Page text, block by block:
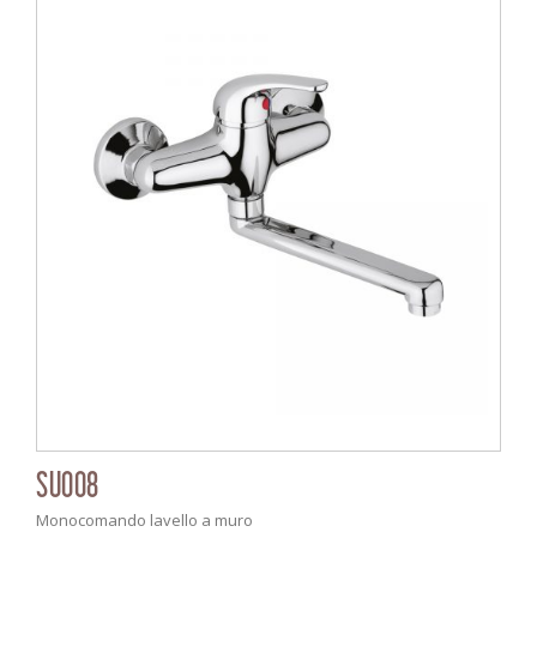
SU008
Monocomando lavello a muro